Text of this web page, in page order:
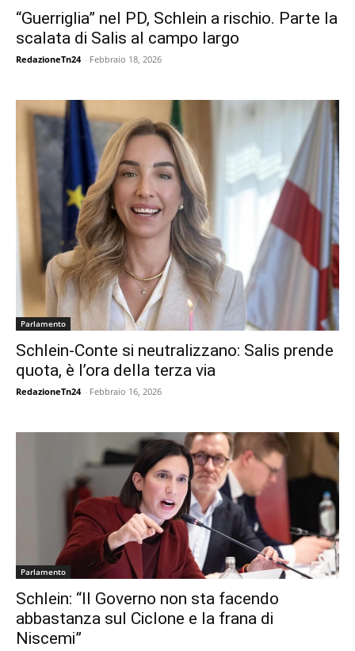
“Guerriglia” nel PD, Schlein a rischio. Parte la
scalata di Salis al campo largo
RedazioneTn24 - Febbraio 18, 2026
Parlamento
Schlein-Conte si neutralizzano: Salis prende
quota, è l’ora della terza via
RedazioneTn24 - Febbraio 16, 2026
Parlamento
Schlein: “Il Governo non sta facendo
abbastanza sul Ciclone e la frana di
Niscemi”